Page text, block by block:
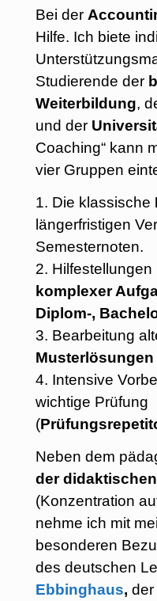
Bei der
Hilfe. Ich biete
Studierende der
Weiterbildung,
und der
Coaching“ kann
vier Gruppen
1. Die klassische
längerfristigen
Semesternoten.
2.
komplexer
Diplom-,
3. Bearbeitung
Musterlösungen
4. Intensive
wichtige Prüfung
(
Neben dem
der
(Konzentration
nehme ich mit
besonderen
des deutschen
Ebbinghaus, der